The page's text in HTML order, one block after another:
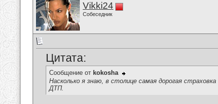
Vikki24
Собеседник
Цитата:
Сообщение от kokosha
Насколько я знаю, в столице самая дорогая
ДТП.